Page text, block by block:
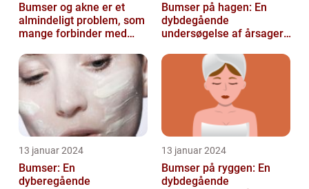
Bumser og akne er et
almindeligt problem, som
mange forbinder med
Bumser på hagen: En
dybdegående
undersøgelse af årsager,
forebyggelse
13 januar 2024
Bumser: En
dyberegående
13 januar 2024
Bumser på ryggen: En
dybdegående